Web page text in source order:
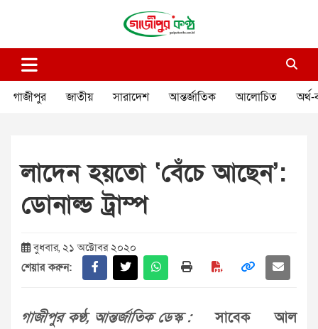
গাজীপুর কণ্ঠ
গাজীপুর জাতীয় সারাদেশ আন্তর্জাতিক আলোচিত অর্থ-
লাদেন হয়তো ‘বেঁচে আছেন’:
ডোনাল্ড ট্রাম্প
বুধবার, ২১ অক্টোবর ২০২০
শেয়ার করুন:
গাজীপুর কণ্ঠ, আন্তর্জাতিক ডেস্ক :
সাবেক আল